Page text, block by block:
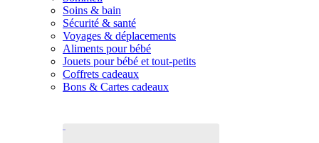
Soins & bain
Sécurité & santé
Voyages & déplacements
Aliments pour bébé
Jouets pour bébé et tout-petits
Coffrets cadeaux
Bons & Cartes cadeaux